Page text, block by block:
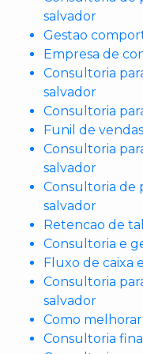
salvador
Gestao
Empresa de
Consultoria
salvador
Consultoria
Funil de
Consultoria
salvador
Consultoria de
salvador
Retencao de
Consultoria e
Fluxo de caixa
Consultoria
salvador
Como
Consultoria